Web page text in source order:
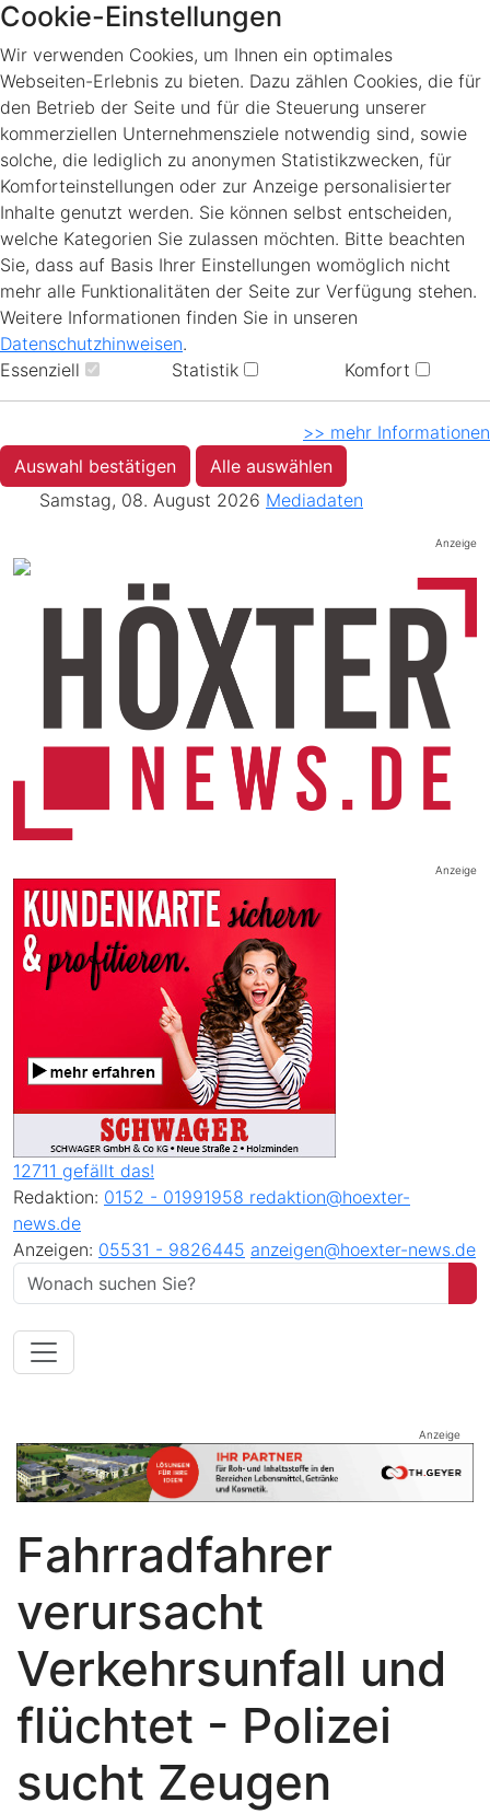
Cookie-Einstellungen
Wir verwenden Cookies, um Ihnen ein optimales
Webseiten-Erlebnis zu bieten. Dazu zählen Cookies, die für
den Betrieb der Seite und für die Steuerung unserer
kommerziellen Unternehmensziele notwendig sind, sowie
solche, die lediglich zu anonymen Statistikzwecken, für
Komforteinstellungen oder zur Anzeige personalisierter
Inhalte genutzt werden. Sie können selbst entscheiden,
welche Kategorien Sie zulassen möchten. Bitte beachten
Sie, dass auf Basis Ihrer Einstellungen womöglich nicht
mehr alle Funktionalitäten der Seite zur Verfügung stehen.
Weitere Informationen finden Sie in unseren
Datenschutzhinweisen.
Essenziell
Statistik Komfort
>> mehr Informationen
Auswahl bestätigen
Alle auswählen
Samstag, 08. August 2026 Mediadaten
Anzeige
Anzeige
12711 gefällt das!
Redaktion: 0152 - 01991958 redaktion@hoexter-
news.de
Anzeigen: 05531 - 9826445 anzeigen@hoexter-news.de
Anzeige
Fahrradfahrer
verursacht
Verkehrsunfall und
flüchtet - Polizei
sucht Zeugen